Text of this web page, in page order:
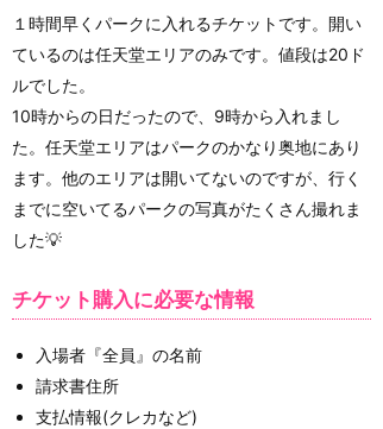
１時間早くパークに入れるチケットです。開い
ているのは任天堂エリアのみです。値段は20ド
ルでした。
10時からの日だったので、9時から入れまし
た。任天堂エリアはパークのかなり奥地にあり
ます。他のエリアは開いてないのですが、行く
までに空いてるパークの写真がたくさん撮れま
した💡
チケット購入に必要な情報
入場者『全員』の名前
請求書住所
支払情報(クレカなど)